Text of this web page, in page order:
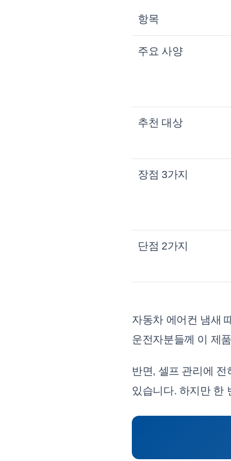
항목
주요 사양
추천 대상
장점 3가지
단점 2가지
자동차 에어컨 냄새
운전자분들께 이 제
반면, 셀프 관리에
있습니다. 하지만 한